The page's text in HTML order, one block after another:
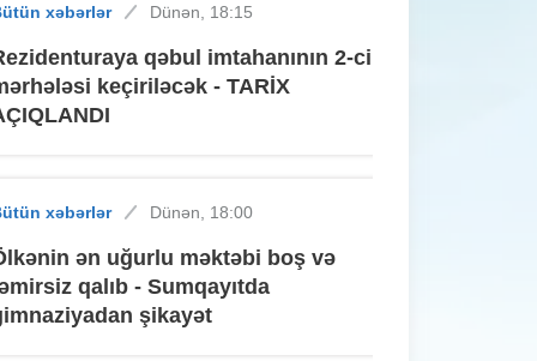
xəbərlər Dünən, 18:15
qəbul imtahanının 2-ci
keçiriləcək - TARİX
xəbərlər Dünən, 18:00
ən uğurlu məktəbi boş və
qalıb - Sumqayıtda
şikayət